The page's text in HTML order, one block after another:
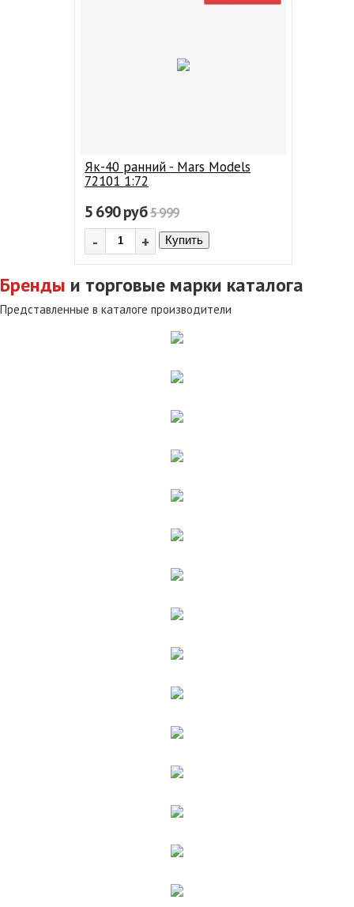
Як-40 ранний - Mars Models
72101 1:72
5 690руб5 999
- + Купить
Бренды и торговые марки каталога
Представленные в каталоге производители